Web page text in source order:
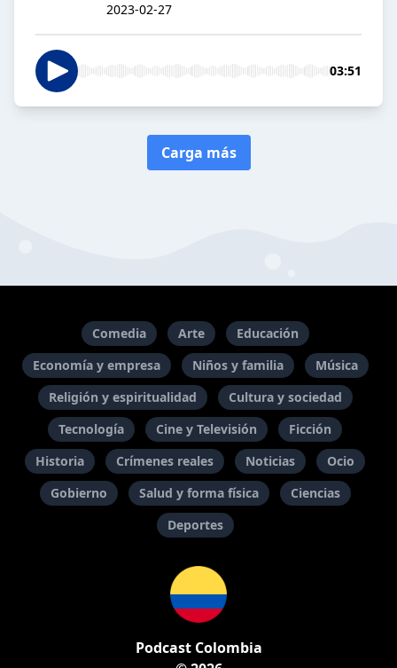
2023-02-27
03:51
Carga más
Comedia Arte
Educación
Economía y empresa
Niños y familia
Música
Religión y espiritualidad
Cultura y sociedad
Tecnología
Cine y Televisión
Ficción
Historia
Crímenes reales Noticias
Ocio
Gobierno
Salud y forma física
Ciencias
Deportes
Podcast Colombia